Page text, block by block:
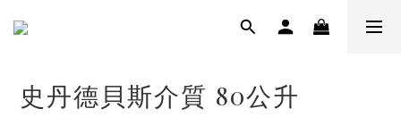
史丹德貝斯介質 80公升